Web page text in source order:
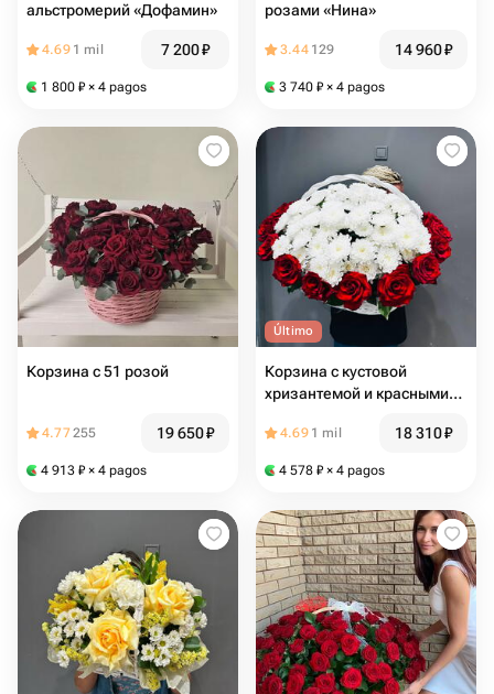
альстромерий «Дофамин»
4.69 1 mil 7 200₽
1 800 ₽ × 4 pagos
розами «Нина»
3.44 129 14 960₽
3 740 ₽ × 4 pagos
Корзина с 51 розой
4.77255 19 650₽
4 913 ₽ × 4 pagos
Último
Корзина с кустовой
хризантемой и красными
4.69 1 mil 18 310₽
4 578 ₽ × 4 pagos